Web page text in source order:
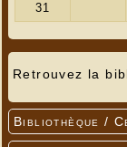
Retrouvez la
Bibliothèque /